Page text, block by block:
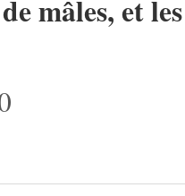
mâles, et